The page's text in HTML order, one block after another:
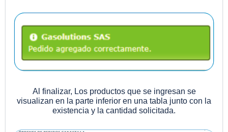
Al finalizar, Los productos que se ingresan se
visualizan en la parte inferior en una tabla junto con la
existencia y la cantidad solicitada.